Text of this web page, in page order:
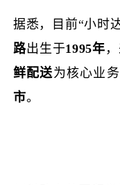
据悉，目前“小时
路出生于1995年
鲜配送为核心业
市。